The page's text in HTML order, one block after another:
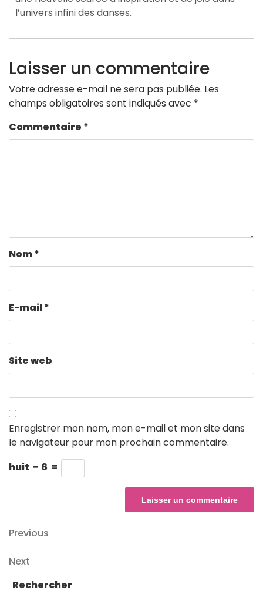
l’univers infini des danses.
Laisser un commentaire
Votre adresse e-mail ne sera pas publiée. Les
champs obligatoires sont indiqués avec *
Commentaire *
Nom*
E-mail*
Site web
Enregistrer mon nom, mon e-mail et mon site dans
le navigateur pour mon prochain commentaire.
huit − 6 =
Navigation
de
l’article
Previous
Previous
Next
Next
Rechercher